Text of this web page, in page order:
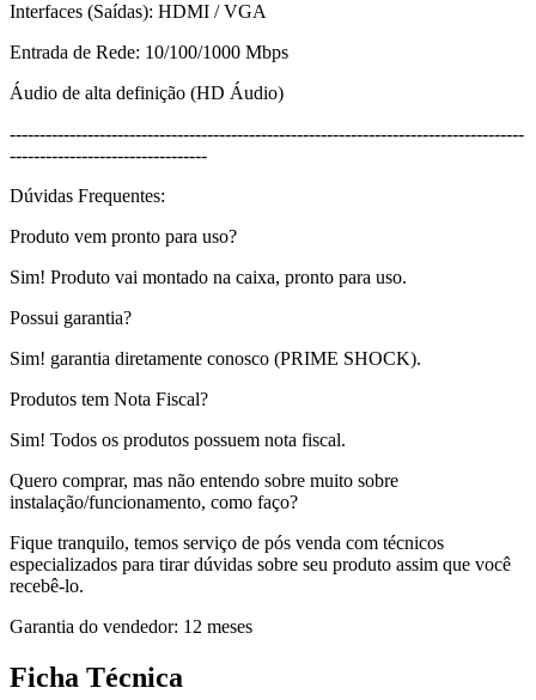
Interfaces (Saídas): HDMI / VGA
Entrada de Rede: 10/100/1000 Mbps
Áudio de alta definição (HD Áudio)
--------------------------------------------------------------------------------------
---------------------------------
Dúvidas Frequentes:
Produto vem pronto para uso?
Sim! Produto vai montado na caixa, pronto para uso.
Possui garantia?
Sim! garantia diretamente conosco (PRIME SHOCK).
Produtos tem Nota Fiscal?
Sim! Todos os produtos possuem nota fiscal.
Quero comprar, mas não entendo sobre muito sobre
instalação/funcionamento, como faço?
Fique tranquilo, temos serviço de pós venda com técnicos
especializados para tirar dúvidas sobre seu produto assim que você
recebê-lo.
Garantia do vendedor: 12 meses
Ficha Técnica